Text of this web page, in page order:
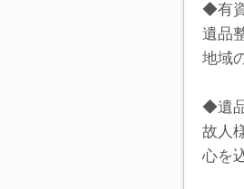
◆有
遺品
地域
◆遺
故人
心を